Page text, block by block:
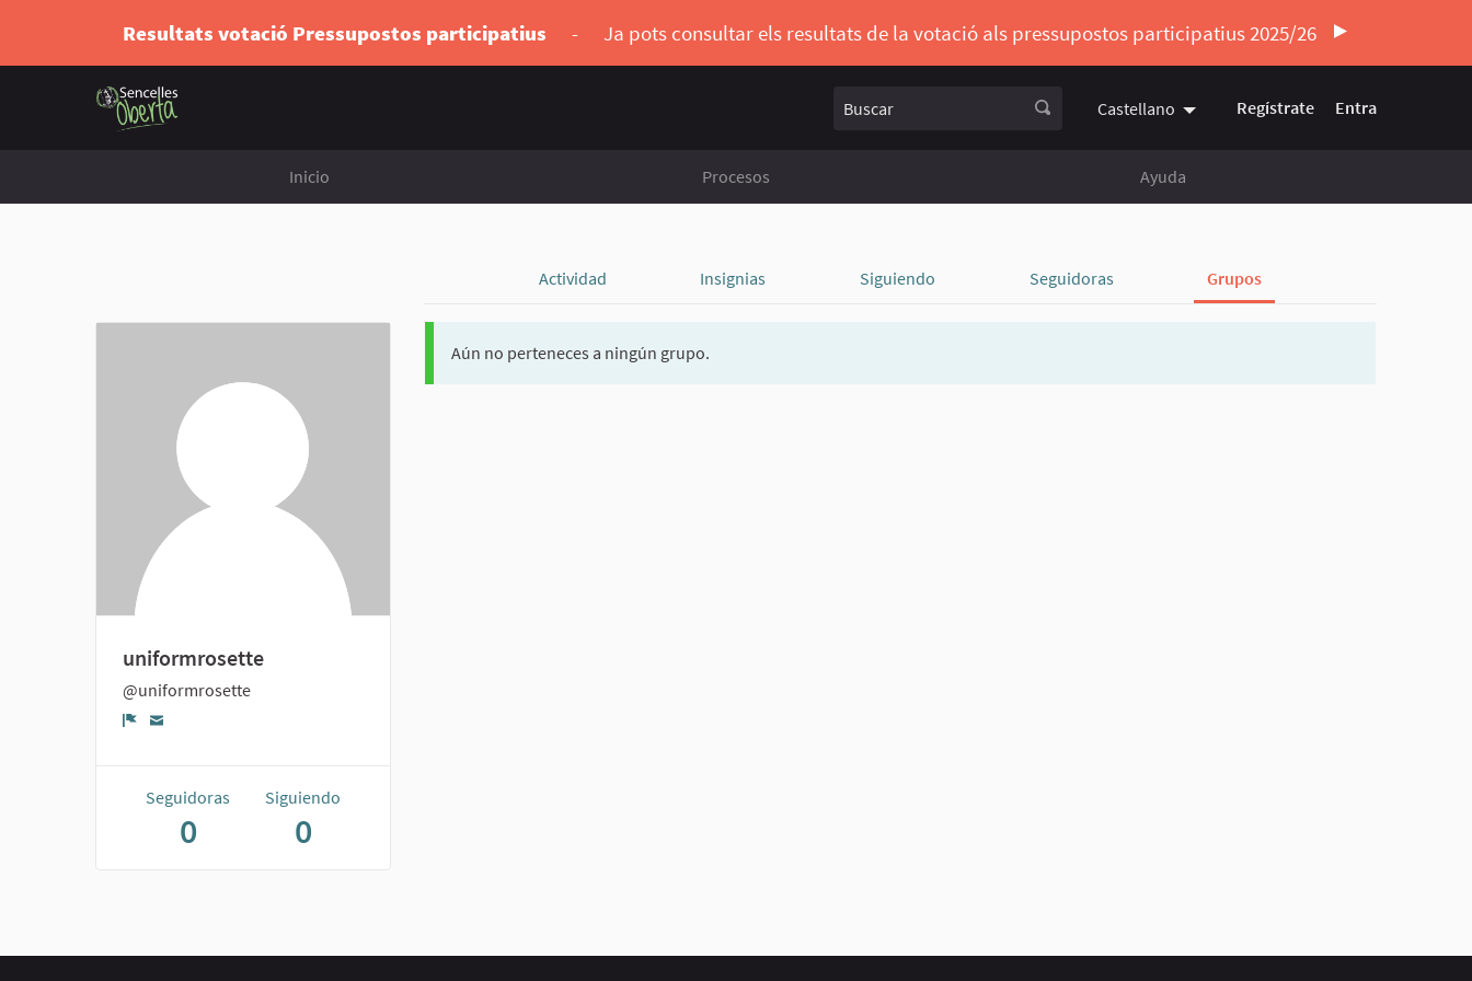
Resultats votació Pressupostos participatius - Ja pots consultar els resultats de la votació als pressupostos participatius 2025/26
Castellano Triar la llengua Elegir el idioma
Regístrate Entra
Inicio Procesos Ayuda
Actividad Insignias Siguiendo Seguidoras Grupos
uniformrosette
@uniformrosette
Seguidoras
0
Siguiendo
0
Aún no perteneces a ningún grupo.